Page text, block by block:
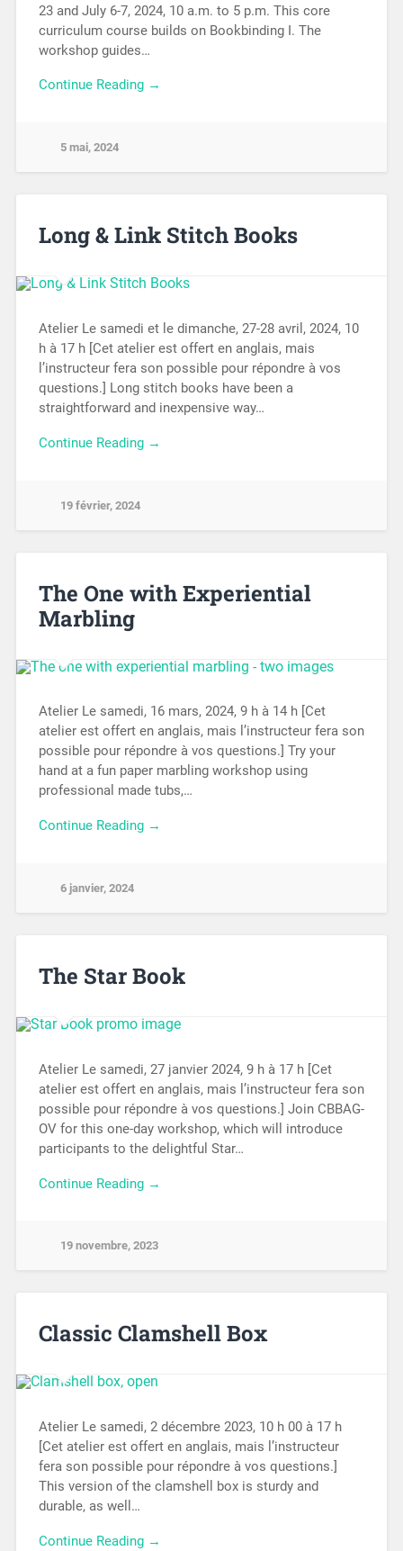
23 and July 6-7, 2024, 10 a.m. to 5 p.m. This core
curriculum course builds on Bookbinding I. The
workshop guides…
Continue Reading →
5 mai, 2024
Long & Link Stitch Books
Atelier Le samedi et le dimanche, 27-28 avril, 2024, 10
h à 17 h [Cet atelier est offert en anglais, mais
l’instructeur fera son possible pour répondre à vos
questions.] Long stitch books have been a
straightforward and inexpensive way…
Continue Reading →
19 février, 2024
The One with Experiential
Marbling
Atelier Le samedi, 16 mars, 2024, 9 h à 14 h [Cet
atelier est offert en anglais, mais l’instructeur fera son
possible pour répondre à vos questions.] Try your
hand at a fun paper marbling workshop using
professional made tubs,…
Continue Reading →
6 janvier, 2024
The Star Book
Atelier Le samedi, 27 janvier 2024, 9 h à 17 h [Cet
atelier est offert en anglais, mais l’instructeur fera son
possible pour répondre à vos questions.] Join CBBAG-
OV for this one-day workshop, which will introduce
participants to the delightful Star…
Continue Reading →
19 novembre, 2023
Classic Clamshell Box
Atelier Le samedi, 2 décembre 2023, 10 h 00 à 17 h
[Cet atelier est offert en anglais, mais l’instructeur
fera son possible pour répondre à vos questions.]
This version of the clamshell box is sturdy and
durable, as well…
Continue Reading →